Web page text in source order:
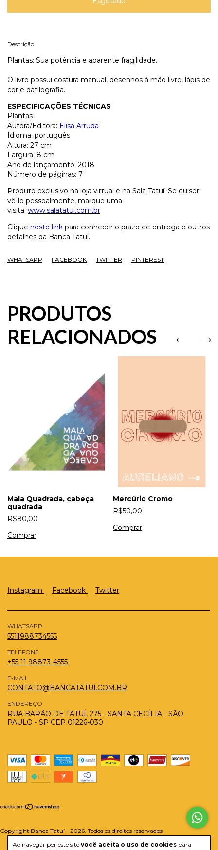
Ao navegar por este site você aceita o uso de cookies para
Descrição
Plantas: Sua potência e aparente fragilidade.
O livro possui costura manual, desenhos à mão livre, lápis de
cor e datilografia.
ESPECIFICAÇÕES TÉCNICAS
Plantas
Autora/Editora: Elisa Arruda
Idioma: português
Altura: 27 cm
Largura: 8 cm
Ano de lançamento: 2018
Número de páginas: 7
Produto exclusivo na loja virtual e na Sala Tatuí. Se quiser
vê-lo pessoalmente, marque uma
visita: www.salatatui.com.br
Clique neste link para conhecer o prazo de entrega e outros
detalhes da Banca Tatuí.
WHATSAPP FACEBOOK TWITTER PINTEREST
PRODUTOS
RELACIONADOS
Mala Quadrada, cabeça
quadrada
R$80,00
Mercúrio Cromo
R$50,00
Instagram Facebook Twitter
WHATSAPP
5511988734555
TELEFONE
+55 11 98873-4555
E-MAIL
CONTATO@BANCATATUI.COM.BR
ENDEREÇO
RUA BARÃO DE TATUÍ, 275 - SANTA CECÍLIA - SÃO
PAULO - SP CEP 01226-030
Copyright Banca Tatuí - 2026. Todos os direitos reservados.